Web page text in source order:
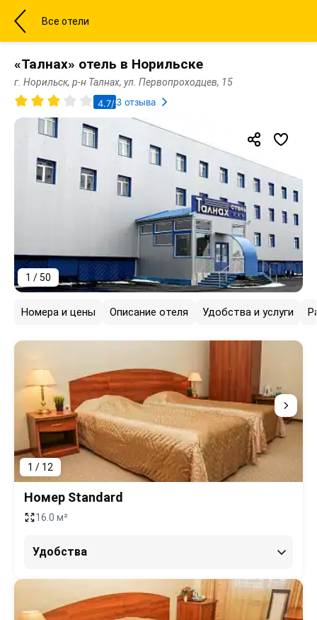
Все отели
«Талнах» отель в Норильске
г. Норильск, р-н Талнах, ул. Первопроходцев, 15
4.7/53 отзыва
1 / 50
Номера и цены Описание отеля Удобства и услуги
1 / 12
Номер Standard
16.0 м²
Удобства